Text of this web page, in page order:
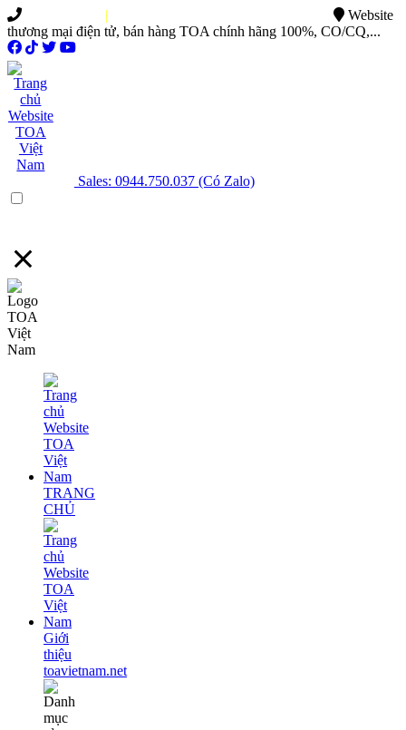
|
Website
thương mại điện tử, bán hàng TOA chính hãng 100%, CO/CQ,...
Sales: 0944.750.037 (Có Zalo)
TRANG
CHỦ
Giới
thiệu
toavietnam.net